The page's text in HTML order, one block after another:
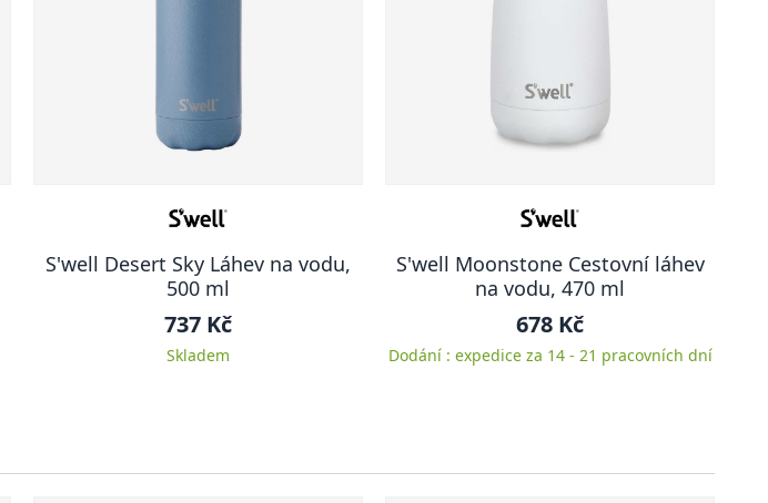
S'well Desert Sky Láhev na vodu,
500 ml
737 Kč
Skladem
S'well Moonstone Cestovní láhev
na vodu, 470 ml
678 Kč
Dodání : expedice za 14 - 21 pracovních dní